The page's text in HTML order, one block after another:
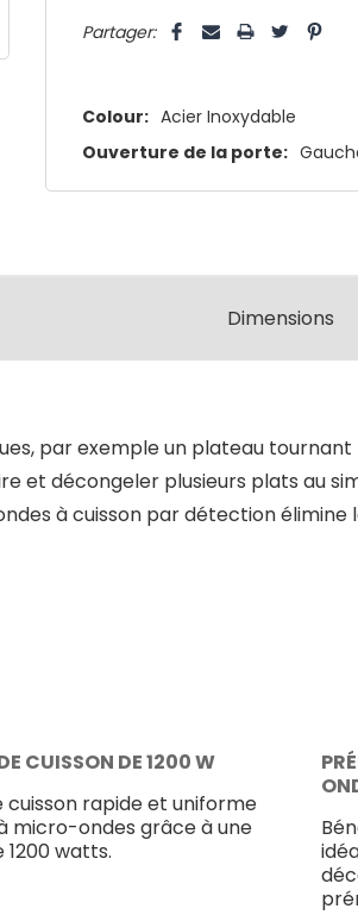
Partager:
Colour: Acier Inoxydable
Ouverture de la porte:
Dimensions
par exemple un plateau
décongeler plusieurs plats au
à cuisson par détection
CUISSON DE 1200 W
cuisson rapide et uniforme
micro-ondes grâce à une
1200 watts.